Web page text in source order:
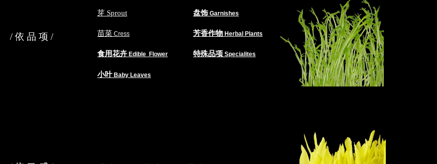
盘饰 Garnishes
芽 Sprout
芳香作物 Herbal Plants
苗菜 ​ Cress
/依品项/
特殊品项 Specialites
食用花卉 Edible Flower
小叶Baby Leaves